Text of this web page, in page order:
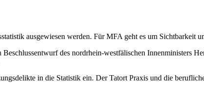
ausgewiesen werden. Für MFA geht es um Sichtbarkeit
des nordrhein-westfälischen Innenministers
in die Statistik ein. Der Tatort Praxis und die